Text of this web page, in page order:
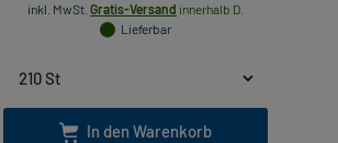
inkl. MwSt. Gratis-Versand innerhalb D.
Lieferbar
In den Warenkorb